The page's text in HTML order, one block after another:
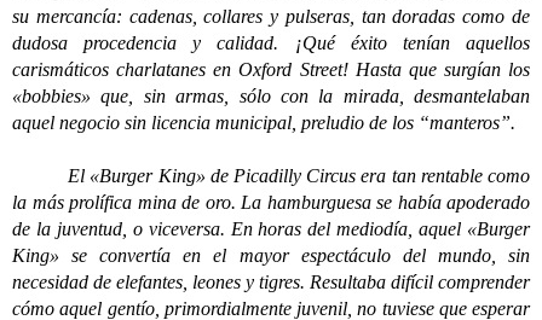
su mercancía: cadenas, collares y pulseras, tan doradas como de
dudosa procedencia y calidad. ¡Qué éxito tenían aquellos
carismáticos charlatanes en Oxford Street! Hasta que surgían los
«bobbies» que, sin armas, sólo con la mirada, desmantelaban
aquel negocio sin licencia municipal, preludio de los “manteros”.
El «Burger King» de Picadilly Circus era tan rentable como
la más prolífica mina de oro. La hamburguesa se había apoderado
de la juventud, o viceversa. En horas del mediodía, aquel «Burger
King» se convertía en el mayor espectáculo del mundo, sin
necesidad de elefantes, leones y tigres. Resultaba difícil comprender
cómo aquel gentío, primordialmente juvenil, no tuviese que esperar